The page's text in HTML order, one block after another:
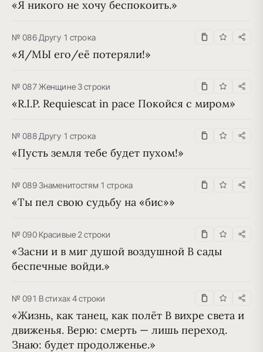
«Я никого не хочу беспокоить.»
№ 086·Другу·1 строка
«Я/МЫ его/её потеряли!»
№ 087·Женщине·3 строки
«R.I.P. Requiescat in pace Покойся с миром»
№ 088·Другу·1 строка
«Пусть земля тебе будет пухом!»
№ 089·Знаменитостям·1 строка
«Ты пел свою судьбу на «бис»»
№ 090·Красивые·2 строки
«Засни и в миг душой воздушной В сады
беспечные войди.»
№ 091·В стихах·4 строки
«Жизнь, как танец, как полёт В вихре света и
движенья. Верю: смерть — лишь переход.
Знаю: будет продолженье.»